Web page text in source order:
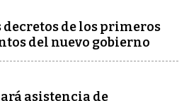
decretos de los primeros
del nuevo gobierno
asistencia de